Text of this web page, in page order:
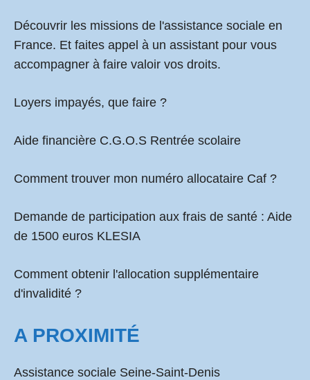
Découvrir les missions de l'assistance sociale en
France. Et faites appel à un assistant pour vous
accompagner à faire valoir vos droits.
Loyers impayés, que faire ?
Aide financière C.G.O.S Rentrée scolaire
Comment trouver mon numéro allocataire Caf ?
Demande de participation aux frais de santé : Aide
de 1500 euros KLESIA
Comment obtenir l'allocation supplémentaire
d'invalidité ?
A PROXIMITÉ
Assistance sociale Seine-Saint-Denis